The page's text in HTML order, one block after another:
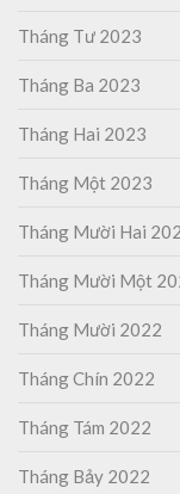
Tháng Tư 2023
Tháng Ba 2023
Tháng Hai 2023
Tháng Một 2023
Tháng Mười Hai
Tháng Mười Một
Tháng Mười 2022
Tháng Chín 2022
Tháng Tám 2022
Tháng Bảy 2022